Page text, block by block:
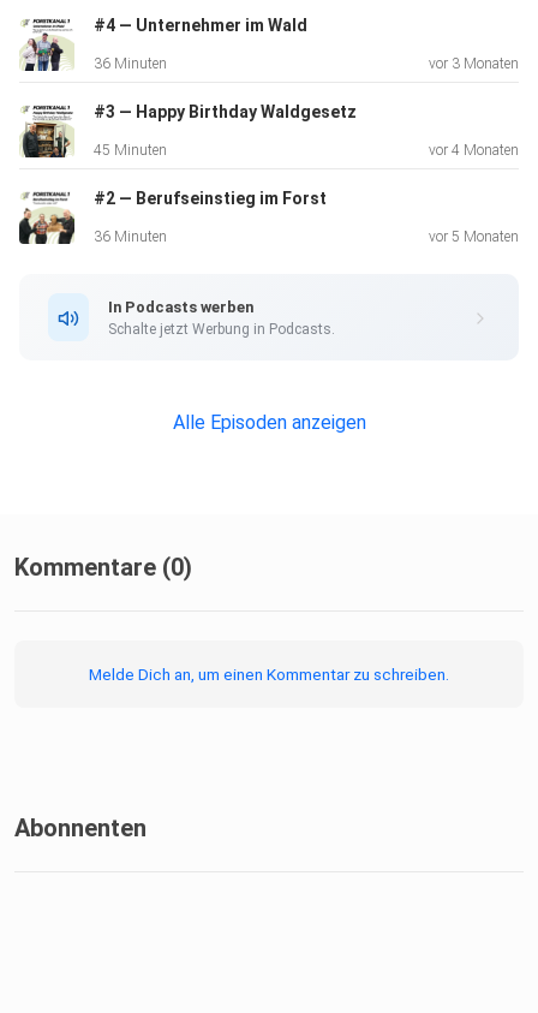
Gäste: Martina Hobi, Jonas Stillhard
Host: Martina Stoop
Technik: David Zinck
Podcast vom Verband Schweizer Forstpersonal
#4 — Unternehmer im Wald
36 Minuten vor 3 Monaten
#3 — Happy Birthday Waldgesetz
45 Minuten vor 4 Monaten
#2 — Berufseinstieg im Forst
36 Minuten vor 5 Monaten
In Podcasts werben
Schalte jetzt Werbung in Podcasts.
Alle Episoden anzeigen
Kommentare (0)
Melde Dich an, um einen Kommentar zu schreiben.
Abonnenten